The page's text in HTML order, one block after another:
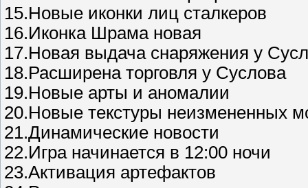
15.Новые иконки лиц сталкеров
16.Иконка Шрама новая
17.Новая выдача снаряжения у
18.Расширена торговля у Суслова
19.Новые арты и аномалии
20.Новые текстуры неизмененных
21.Динамические новости
22.Игра начинается в 12:00 ночи
23.Активация артефактов